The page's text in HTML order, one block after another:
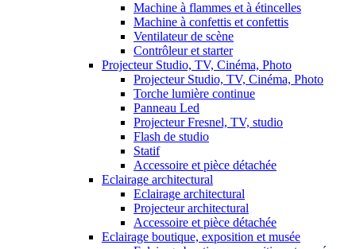
Machine à flammes et à étincelles
Machine à confettis et confettis
Ventilateur de scène
Contrôleur et starter
Projecteur Studio, TV, Cinéma, Photo
Projecteur Studio, TV, Cinéma, Photo
Torche lumière continue
Panneau Led
Projecteur Fresnel, TV, studio
Flash de studio
Statif
Accessoire et pièce détachée
Eclairage architectural
Eclairage architectural
Projecteur architectural
Accessoire et pièce détachée
Eclairage boutique, exposition et musée